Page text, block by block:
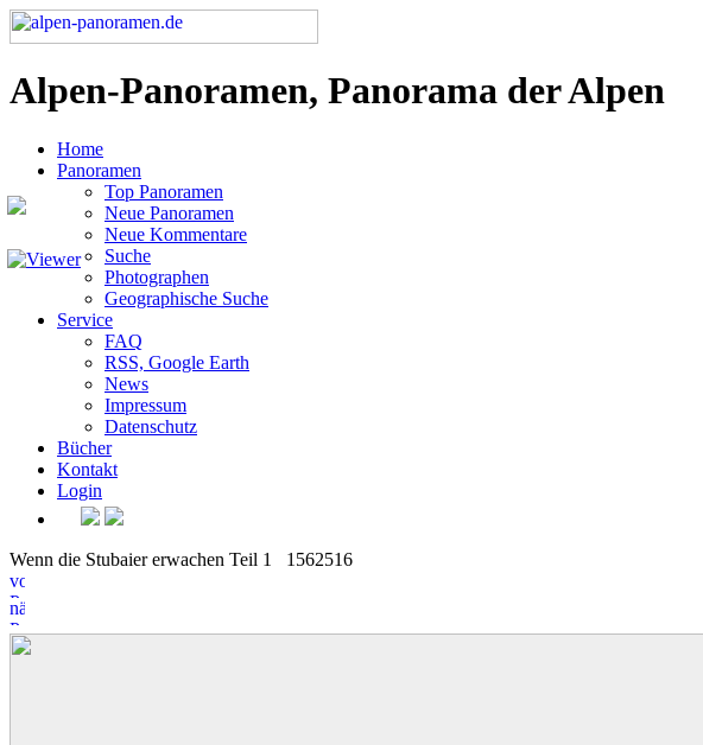
Alpen-Panoramen, Panorama der Alpen
Home
Panoramen
Top Panoramen
Neue Panoramen
Neue Kommentare
Suche
Photographen
Geographische Suche
Service
FAQ
RSS, Google Earth
News
Impressum
Datenschutz
Bücher
Kontakt
Login
Wenn die Stubaier erwachen Teil 1 1562516